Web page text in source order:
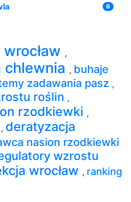
6
,
chlewnia , buhaje
zadawania pasz ,
roślin ,
rzodkiewki ,
, deratyzacja
nasion rzodkiewki
wzrostu
wrocław , ranking